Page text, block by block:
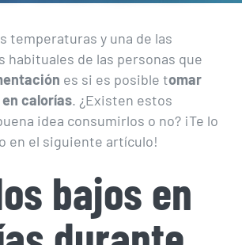
temperaturas y una de las
habituales de las personas que
es si es posible tomar
calorías. ¿Existen estos
idea consumirlos o no? ¡Te lo
en el siguiente artículo!
bajos en